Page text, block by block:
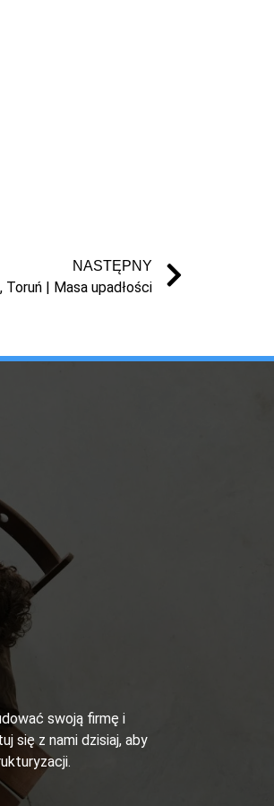
NASTĘPNY
| Masa upadłości
swoją firmę i
się z nami dzisiaj, aby